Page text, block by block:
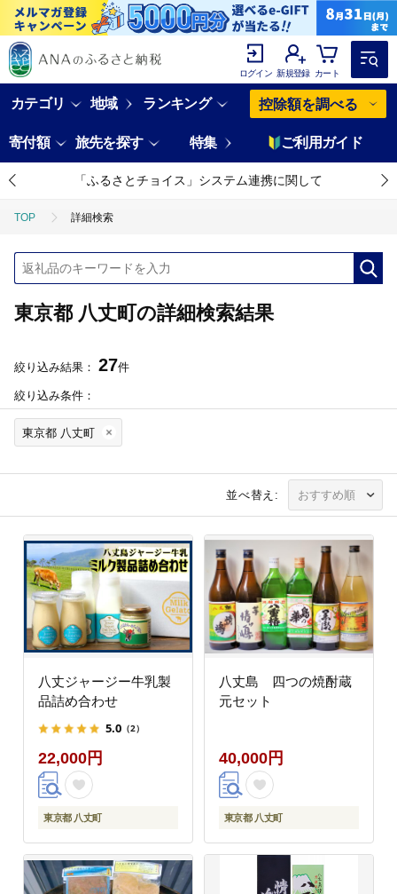
ログイン 新規登録 カート
カテゴリ 地域 ランキング 控除額を調べる
寄付額 旅先を探す 特集 ご利用ガイド
「ふるさとチョイス」システム連携に関して
TOP 詳細検索
東京都 八丈町の詳細検索結果
絞り込み結果： 27件
絞り込み条件：
東京都 八丈町
並べ替え:
八丈ジャージー牛乳製
品詰め合わせ
5.0 （2）
22,000円
東京都 八丈町
八丈島 四つの焼酎蔵
元セット
40,000円
東京都 八丈町